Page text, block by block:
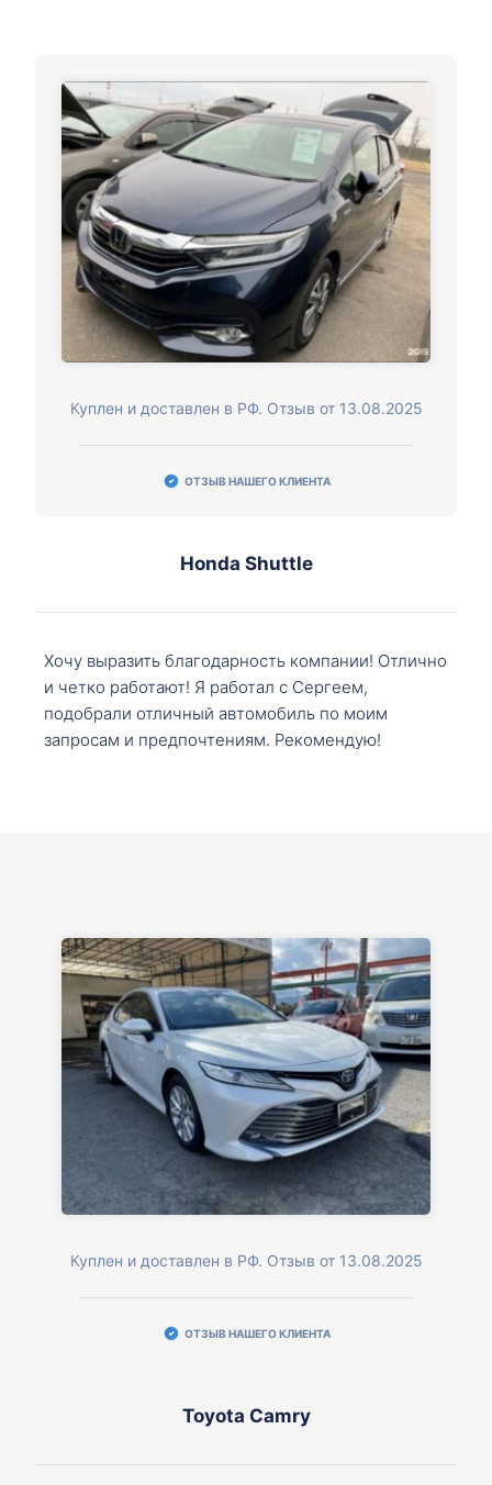
Куплен и доставлен в РФ. Отзыв от 13.08.2025
ОТЗЫВ НАШЕГО КЛИЕНТА
Honda Shuttle
Хочу выразить благодарность компании! Отлично
и четко работают! Я работал с Сергеем,
подобрали отличный автомобиль по моим
запросам и предпочтениям. Рекомендую!
Куплен и доставлен в РФ. Отзыв от 13.08.2025
ОТЗЫВ НАШЕГО КЛИЕНТА
Toyota Camry